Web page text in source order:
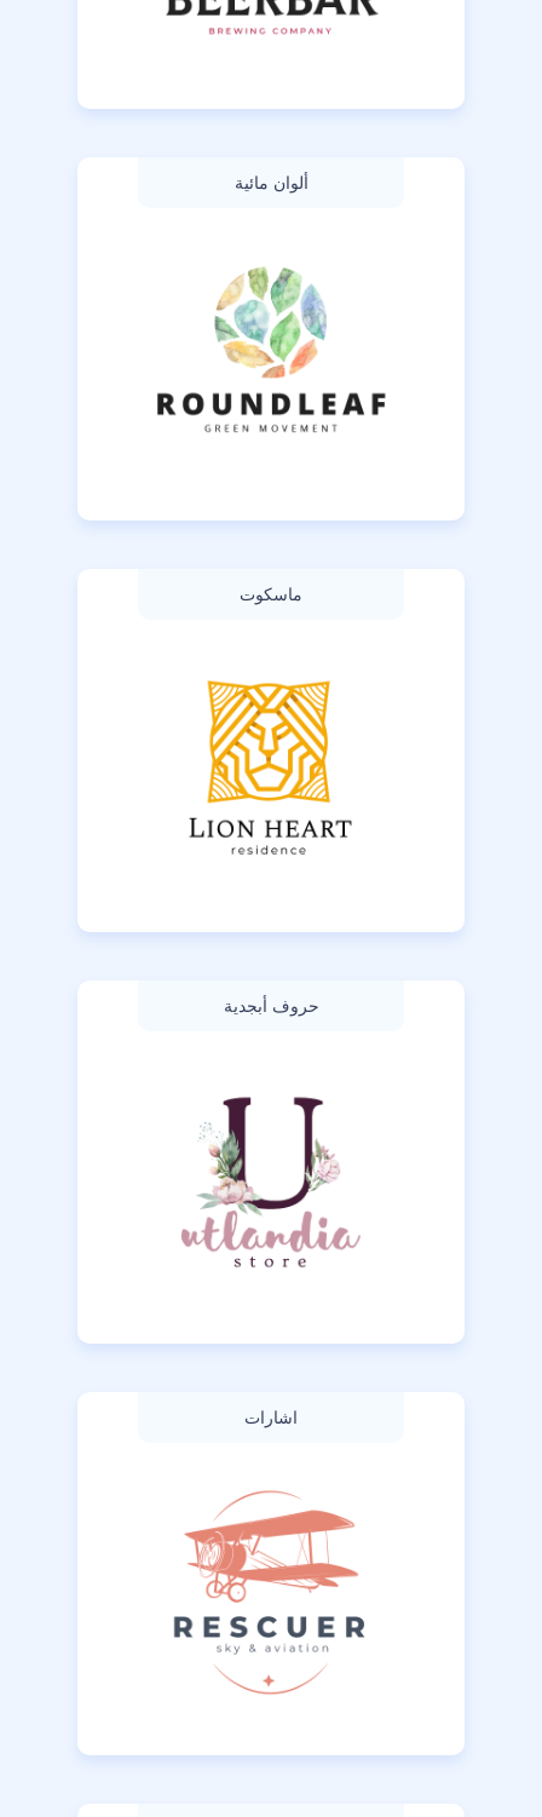
ألوان مائية
ماسكوت
حروف أبجدية
اشارات